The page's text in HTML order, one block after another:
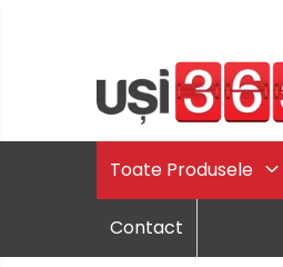
Toate Produsele
Contact